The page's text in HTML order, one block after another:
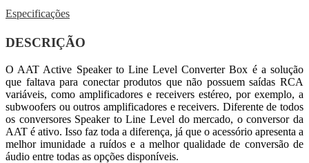
Especificações
DESCRIÇÃO
O AAT Active Speaker to Line Level Converter Box é a solução
que faltava para conectar produtos que não possuem saídas RCA
variáveis, como amplificadores e receivers estéreo, por exemplo, a
subwoofers ou outros amplificadores e receivers. Diferente de todos
os conversores Speaker to Line Level do mercado, o conversor da
AAT é ativo. Isso faz toda a diferença, já que o acessório apresenta a
melhor imunidade a ruídos e a melhor qualidade de conversão de
áudio entre todas as opções disponíveis.